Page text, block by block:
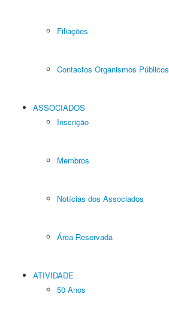
Filiações
Contactos Organismos Públicos
ASSOCIADOS
Inscrição
Membros
Notícias dos Associados
Área Reservada
ATIVIDADE
50 Anos